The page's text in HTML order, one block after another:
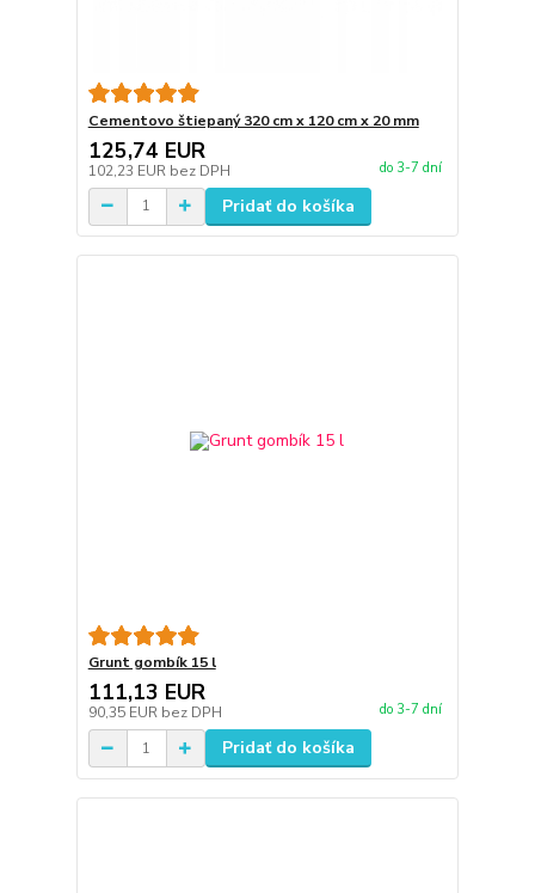
Cementovo štiepaný 320 cm x 120 cm x 20 mm
125,74 EUR
102,23 EUR bez DPH do 3-7 dní
Pridať do košíka
Grunt gombík 15 l
111,13 EUR
90,35 EUR bez DPH do 3-7 dní
Pridať do košíka